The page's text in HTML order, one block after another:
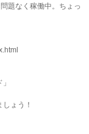
題なく稼働中。ちょっ
ょう！